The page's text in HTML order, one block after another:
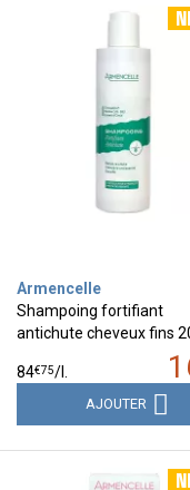
Armencelle
Shampoing fortifiant
antichute cheveux fins
84€75/
AJOUTER